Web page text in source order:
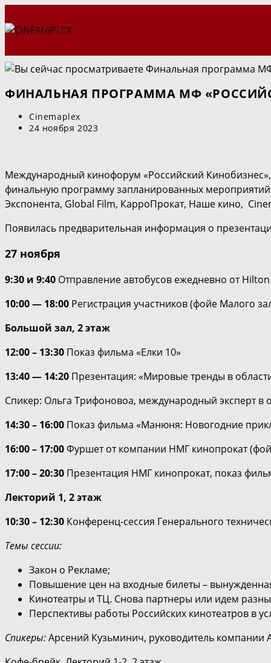
к
ФИНАЛЬНАЯ ПРОГРАММА МФ
Автор
записи:
Cinemaplex
Запись
24 ноября 2023
Международный кинофорум «Российский
финальную программу запланированных
Экспонента, Global Film, КарроПрокат, Наше кино,
Появилась предварительная информация о
27 ноября
9:30 и 9:40 Отправление автобусов ежедневно от
10:00 — 18:00 Регистрация участников (фойе Малого
Большой зал, 2 этаж
12:00 – 13:30 Показ фильма «Елки 10»
13:40 — 14:20 Презентация: «Мировые тренды в
Спикер: Ольга Трифоновоа, международный эксперт в
14:30 – 16:00 Показ фильма «Манюня: Новогодние
16:00 – 17:00Фуршет от компании НМГ кинопрокат
17:00 – 20:30 Презентация НМГ кинопрокат, показ
Лекторий 1, 2 этаж
10:30 – 12:30 Конференц-сессия Генерального
Темы сессии:
Закон о Рекламе;
Повышение цен на входные билеты –
Кинотеатры и ТЦ. Снова партнеры или идем
Перспективы работы Российских кинотеатров в
Спикеры:Арсений Кузьминич, руководитель компании